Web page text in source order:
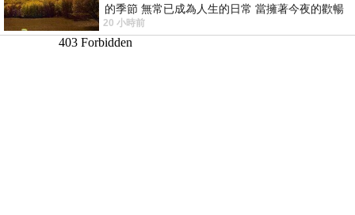
的季節 無常已成為人生的日常 當擁著今夜的歡暢
舒心 轉眼驟成昨日 而明晨 太陽
20 小時前